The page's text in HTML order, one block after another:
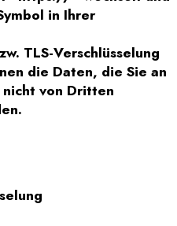
in Ihrer
TLS-Verschlüsselung
die Daten, die Sie an
von Dritten